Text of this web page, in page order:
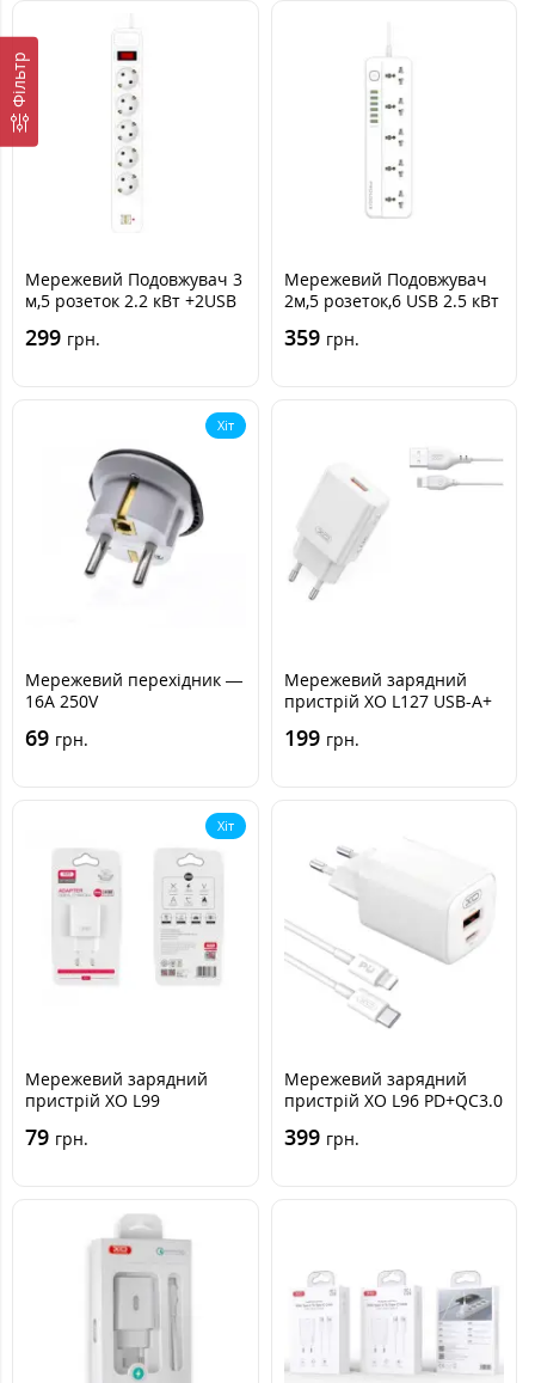
Фільтр
Мережевий Подовжувач 3
м,5 розеток 2.2 кВт +2USB
299 грн.
Мережевий Подовжувач
2м,5 розеток,6 USB 2.5 кВт
359 грн.
Хіт
Мережевий перехідник —
16A 250V
69 грн.
Мережевий зарядний
пристрій ХО L127 USB-A+
199 грн.
Хіт
Мережевий зарядний
пристрій XO L99
79 грн.
Мережевий зарядний
пристрій XO L96 PD+QC3.0
Кабель Lightnig White,
399 грн.